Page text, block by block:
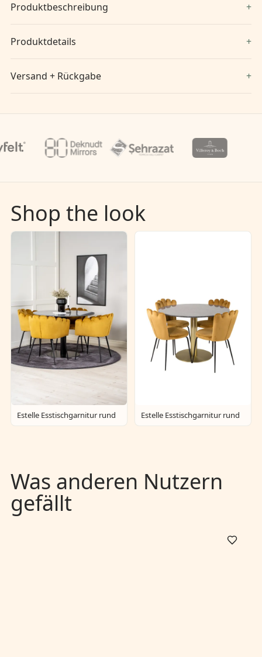
Produktbeschreibung
Produktdetails
Versand + Rückgabe
Shop the look
Estelle Esstischgarnitur rund Estelle Esstischgarnitur rund
Was anderen Nutzern
gefällt